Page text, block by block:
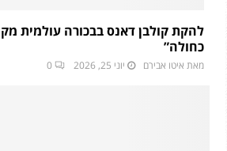
להקת קולבן דאנס בבכורה עולמית
כחולה”
מאת איטו אבירם יוני 25, 2026 0